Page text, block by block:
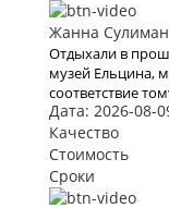
Жанна
Отдыхали в
музей Ельцина,
соответствие
КартаТревел.
услугами, но
Дата: 2026-08-
Качество
Стоимость
Сроки